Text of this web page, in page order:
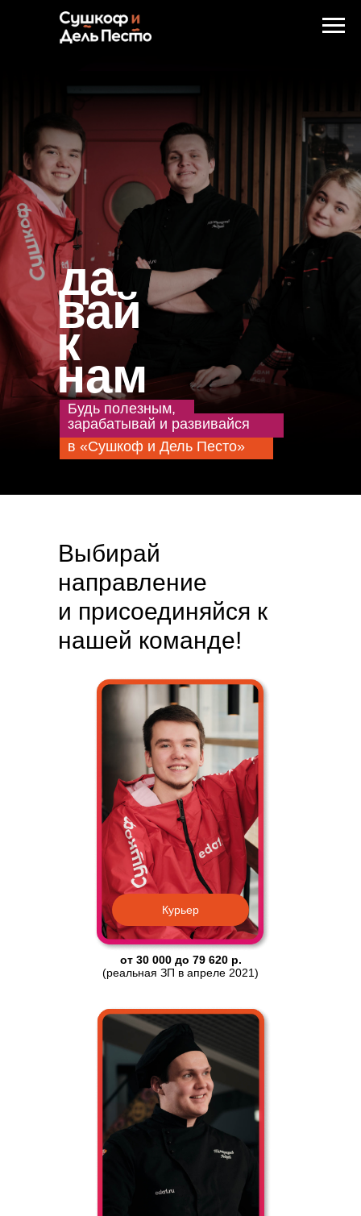
Будь полезным,
зарабатывай и развивайся
в «Сушкоф и Дель Песто»
да
вай
к
нам
Выбирай
направление
и присоединяйся к
нашей команде!
Курьер
от 30 000 до 79 620 р.
(реальная ЗП в апреле 2021)